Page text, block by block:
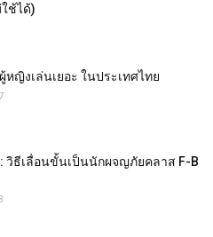
ช้ได้)
หญิงเล่นเยอะ ในประเทศไทย
: วิธีเลื่อนขั้นเป็นนักผจญภัยคลาส F-B